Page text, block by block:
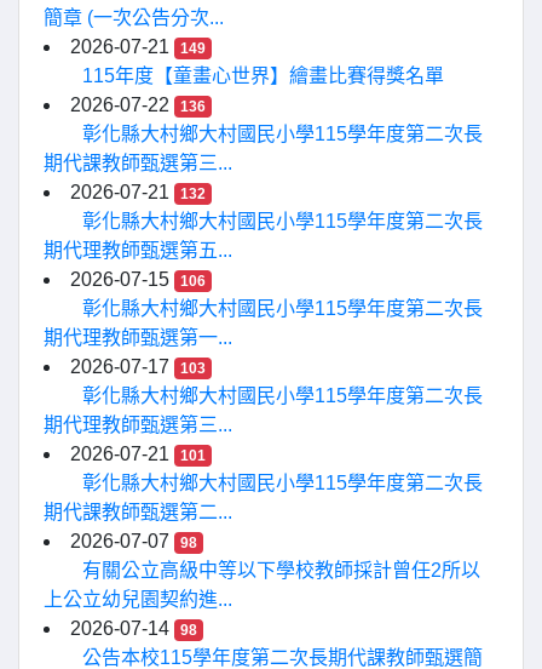
簡章 (一次公告分次...
2026-07-21
149
115年度【童畫心世界】繪畫比賽得獎名單
2026-07-22
136
彰化縣大村鄉大村國民小學115學年度第二次長
期代課教師甄選第三...
2026-07-21
132
彰化縣大村鄉大村國民小學115學年度第二次長
期代理教師甄選第五...
2026-07-15
106
彰化縣大村鄉大村國民小學115學年度第二次長
期代理教師甄選第一...
2026-07-17
103
彰化縣大村鄉大村國民小學115學年度第二次長
期代理教師甄選第三...
2026-07-21
101
彰化縣大村鄉大村國民小學115學年度第二次長
期代課教師甄選第二...
2026-07-07
98
有關公立高級中等以下學校教師採計曾任2所以
上公立幼兒園契約進...
2026-07-14
98
公告本校115學年度第二次長期代課教師甄選簡